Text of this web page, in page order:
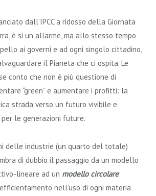
dall’IPCC a ridosso della Giornata
è si un allarme, ma allo stesso tempo
ai governi e ad ogni singolo cittadino,
il Pianeta che ci ospita. Le
conto che non è più questione di
“green” e aumentare i profitti: la
strada verso un futuro vivibile e
le generazioni future.
delle industrie (un quarto del totale)
di dubbio il passaggio da un modello
lineare ad un modello circolare:
nell’uso di ogni materia